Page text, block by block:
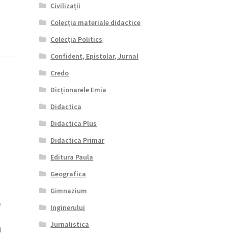
Civilizații
Colecția materiale didactice
Colecția Politics
Confident, Epistolar, Jurnal
Credo
Dicționarele Emia
Didactica
Didactica Plus
Didactica Primar
Editura Paula
Geografica
Gimnazium
Inginerului
Jurnalistica